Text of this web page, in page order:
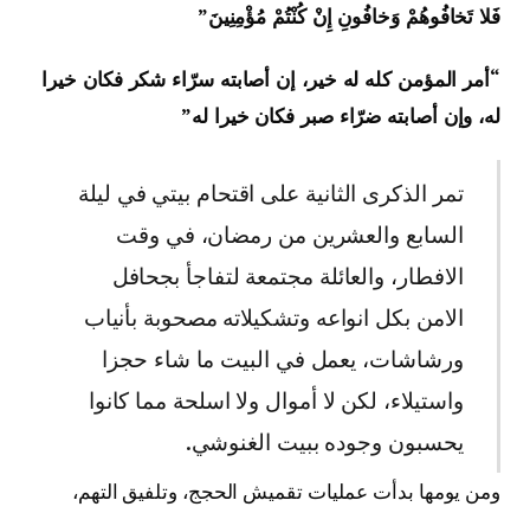
فَلا تَخافُوهُمْ وَخافُونِ إِنْ كُنْتُمْ مُؤْمِنِينَ”
“أمر المؤمن كله له خير، إن أصابته سرّاء شكر فكان خيرا
له، وإن أصابته ضرّاء صبر فكان خيرا له”
تمر الذكرى الثانية على اقتحام بيتي في ليلة
السابع والعشرين من رمضان، في وقت
الافطار، والعائلة مجتمعة لتفاجأ بجحافل
الامن بكل انواعه وتشكيلاته مصحوبة بأنياب
ورشاشات، يعمل في البيت ما شاء حجزا
واستيلاء، لكن لا أموال ولا اسلحة مما كانوا
يحسبون وجوده ببيت الغنوشي.
ومن يومها بدأت عمليات تقميش الحجج، وتلفيق التهم،